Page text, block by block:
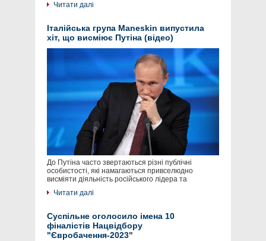
Читати далі
Італійська група Maneskin випустила
хіт, що висміює Путіна (відео)
До Путіна часто звертаються різні публічні
особистості, які намагаються привселюдно
висміяти діяльність російського лідера та
Читати далі
Суспільне оголосило імена 10
фіналістів Нацвідбору
"Євробачення-2023"